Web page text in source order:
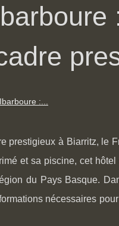
:...
prestigieux à Biarritz, le
et sa piscine, cet
du Pays Basque.
nécessaires